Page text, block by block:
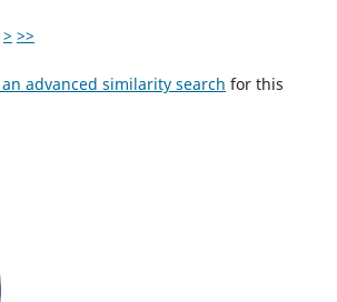
> >>
advanced similarity search for this